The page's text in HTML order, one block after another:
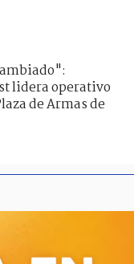
lidera operativo
de Armas de